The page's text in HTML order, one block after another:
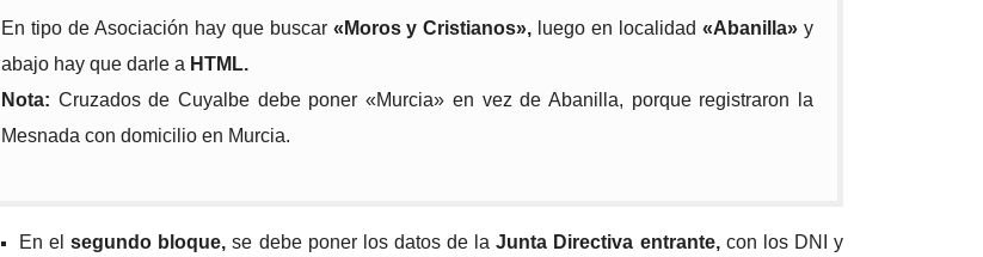
En tipo de Asociación hay que buscar «Moros y Cristianos», luego en localidad «Abanilla» y
abajo hay que darle a HTML.
Nota: Cruzados de Cuyalbe debe poner «Murcia» en vez de Abanilla, porque registraron la
Mesnada con domicilio en Murcia.
En elsegundo bloque, se debe poner los datos de laJunta Directiva entrante,con los DNI y